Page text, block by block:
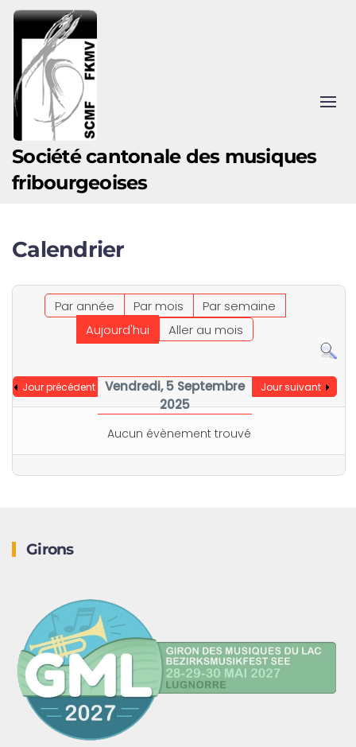
Accéder au contenu principal
Société cantonale des musiques
fribourgeoises
Calendrier
Par année Par mois
Par semaine
Aujourd'hui
Aller au mois
Jour précédent
Vendredi, 5 Septembre
2025
Jour suivant
Aucun évènement trouvé
Girons